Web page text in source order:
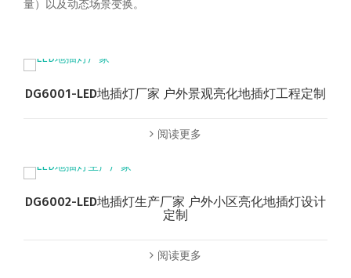
量）以及动态场景变换‌。
DG6001-LED地插灯厂家 户外景观亮化地插灯工程定制
阅读更多
DG6002-LED地插灯生产厂家 户外小区亮化地插灯设计
定制
阅读更多